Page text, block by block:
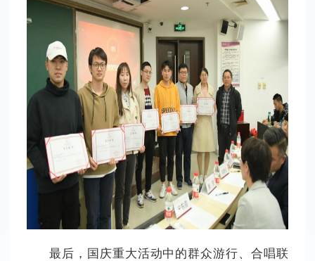
最后，国庆重大活动中的群众游行、合唱联